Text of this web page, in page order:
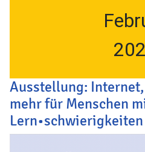
Ausstellung:
mehr für Menschen
Lern•schwierigkeiten